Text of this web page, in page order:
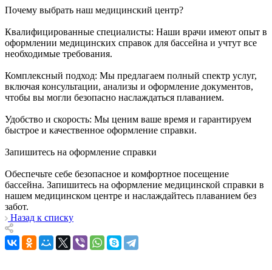
Почему выбрать наш медицинский центр?
Квалифицированные специалисты: Наши врачи имеют опыт в
оформлении медицинских справок для бассейна и учтут все
необходимые требования.
Комплексный подход: Мы предлагаем полный спектр услуг,
включая консультации, анализы и оформление документов,
чтобы вы могли безопасно наслаждаться плаванием.
Удобство и скорость: Мы ценим ваше время и гарантируем
быстрое и качественное оформление справки.
Запишитесь на оформление справки
Обеспечьте себе безопасное и комфортное посещение
бассейна. Запишитесь на оформление медицинской справки в
нашем медицинском центре и наслаждайтесь плаванием без
забот.
Назад к списку